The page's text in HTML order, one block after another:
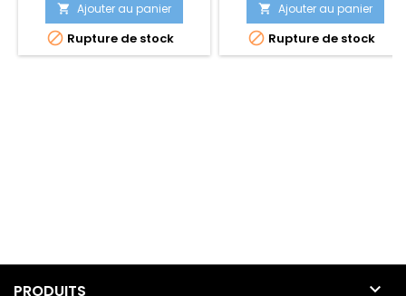
 Ajouter au panier
 Rupture de stock
 Ajouter au panier
 Rupture de stock
PRODUITS 